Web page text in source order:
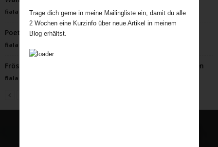
fiala September 22, 2025
Poetry Corner
fiala
Frösteln auf der Themse: Frostmärkte und eisiges Treiben
fiala
Trage dich gerne in meine Mailingliste ein, damit du alle
2 Wochen eine Kurzinfo über neue Artikel in meinem
Blog erhältst.